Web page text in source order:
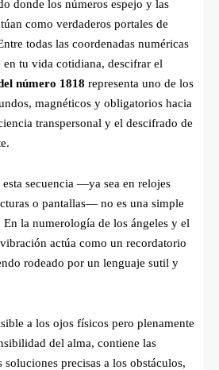
donde los números espejo y las
como verdaderos portales de
todas las coordenadas numéricas
en tu vida cotidiana, descifrar el
número 1818 representa uno de los
magnéticos y obligatorios hacia
transpersonal y el descifrado de
secuencia —ya sea en relojes
o pantallas— no es una simple
la numerología de los ángeles y el
actúa como un recordatorio
rodeado por un lenguaje sutil y
a los ojos físicos pero plenamente
del alma, contiene las
soluciones precisas a los obstáculos,